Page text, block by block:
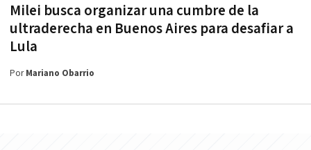
Milei busca organizar una cumbre de la
ultraderecha en Buenos Aires para desafiar a
Lula
PorMariano Obarrio